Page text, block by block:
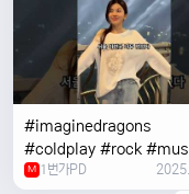
#imaginedragons
#coldplay #rock
#concert
M 1번가PD